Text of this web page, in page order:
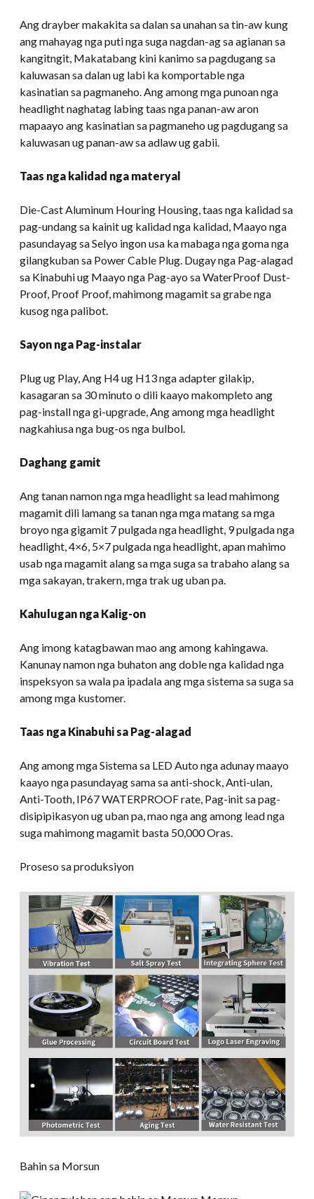
Ang drayber makakita sa dalan sa unahan sa tin-aw kung
ang mahayag nga puti nga suga nagdan-ag sa agianan sa
kangitngit, Makatabang kini kanimo sa pagdugang sa
kaluwasan sa dalan ug labi ka komportable nga
kasinatian sa pagmaneho. Ang among mga punoan nga
headlight naghatag labing taas nga panan-aw aron
mapaayo ang kasinatian sa pagmaneho ug pagdugang sa
kaluwasan ug panan-aw sa adlaw ug gabii.
Taas nga kalidad nga materyal
Die-Cast Aluminum Houring Housing, taas nga kalidad sa
pag-undang sa kainit ug kalidad nga kalidad, Maayo nga
pasundayag sa Selyo ingon usa ka mabaga nga goma nga
gilangkuban sa Power Cable Plug. Dugay nga Pag-alagad
sa Kinabuhi ug Maayo nga Pag-ayo sa WaterProof Dust-
Proof, Proof Proof, mahimong magamit sa grabe nga
kusog nga palibot.
Sayon nga Pag-instalar
Plug ug Play, Ang H4 ug H13 nga adapter gilakip,
kasagaran sa 30 minuto o dili kaayo makompleto ang
pag-install nga gi-upgrade, Ang among mga headlight
nagkahiusa nga bug-os nga bulbol.
Daghang gamit
Ang tanan namon nga mga headlight sa lead mahimong
magamit dili lamang sa tanan nga mga matang sa mga
broyo nga gigamit 7 pulgada nga headlight, 9 pulgada nga
headlight, 4×6, 5×7 pulgada nga headlight, apan mahimo
usab nga magamit alang sa mga suga sa trabaho alang sa
mga sakayan, trakern, mga trak ug uban pa.
Kahulugan nga Kalig-on
Ang imong katagbawan mao ang among kahingawa.
Kanunay namon nga buhaton ang doble nga kalidad nga
inspeksyon sa wala pa ipadala ang mga sistema sa suga sa
among mga kustomer.
Taas nga Kinabuhi sa Pag-alagad
Ang among mga Sistema sa LED Auto nga adunay maayo
kaayo nga pasundayag sama sa anti-shock, Anti-ulan,
Anti-Tooth, IP67 WATERPROOF rate, Pag-init sa pag-
disipipikasyon ug uban pa, mao nga ang among lead nga
suga mahimong magamit basta 50,000 Oras.
Proseso sa produksiyon
Bahin sa Morsun